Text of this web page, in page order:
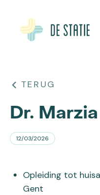
NIEUWS
TERUG
Dr.
12/03/2026
Opleiding tot
Gent